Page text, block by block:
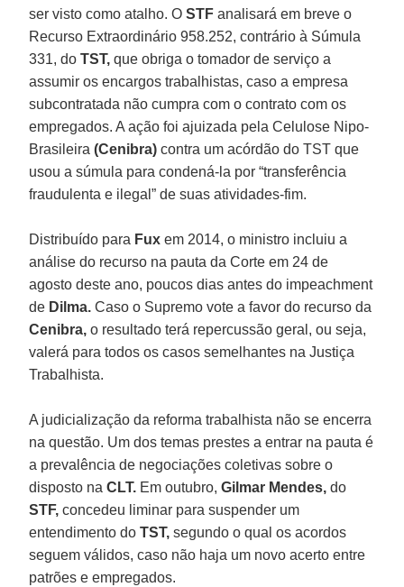
ser visto como atalho. OSTF analisará em breve o
Recurso Extraordinário 958.252, contrário à Súmula
331, doTST, que obriga o tomador de serviço a
assumir os encargos trabalhistas, caso a empresa
subcontratada não cumpra com o contrato com os
empregados. A ação foi ajuizada pela Celulose Nipo-
Brasileira(Cenibra) contra um acórdão do TST que
usou a súmula para condená-la por “transferência
fraudulenta e ilegal” de suas atividades-fim.
Distribuído para Fux em 2014, o ministro incluiu a
análise do recurso na pauta da Corte em 24 de
agosto deste ano, poucos dias antes do impeachment
de Dilma. Caso o Supremo vote a favor do recurso da
Cenibra, o resultado terá repercussão geral, ou seja,
valerá para todos os casos semelhantes na Justiça
Trabalhista.
A judicialização da reforma trabalhista não se encerra
na questão. Um dos temas prestes a entrar na pauta é
a prevalência de negociações coletivas sobre o
disposto naCLT. Em outubro,Gilmar Mendes, do
STF, concedeu liminar para suspender um
entendimento doTST, segundo o qual os acordos
seguem válidos, caso não haja um novo acerto entre
patrões e empregados.